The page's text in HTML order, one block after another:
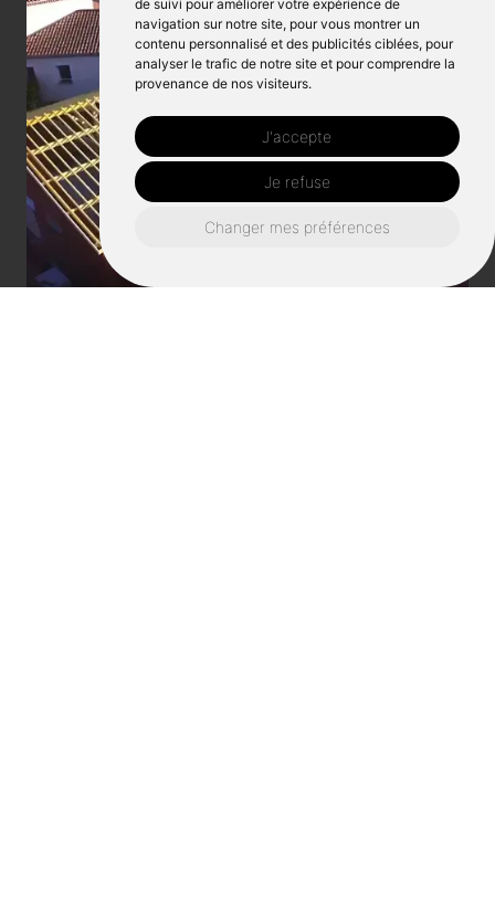
de suivi pour améliorer votre expérience de
navigation sur notre site, pour vous montrer un
contenu personnalisé et des publicités ciblées, pour
analyser le trafic de notre site et pour comprendre la
provenance de nos visiteurs.
J'accepte
Je refuse
Changer mes préférences